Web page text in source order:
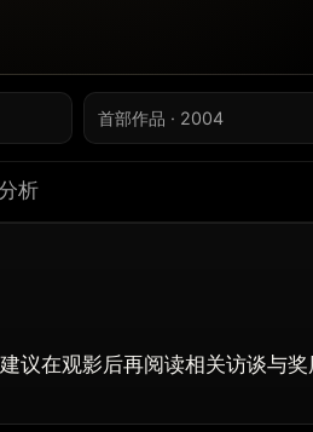
首部作品 · 2004
析
议在观影后再阅读相关访谈与